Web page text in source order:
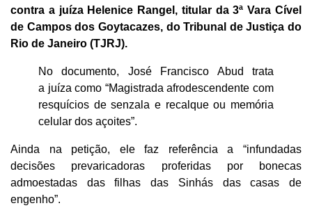
contra a juíza Helenice Rangel, titular da 3ª Vara Cível
de Campos dos Goytacazes, do Tribunal de Justiça do
Rio de Janeiro (TJRJ).
No documento, José Francisco Abud trata
a juíza como “Magistrada afrodescendente com
resquícios de senzala e recalque ou memória
celular dos açoites”.
Ainda na petição, ele faz referência a “infundadas
decisões prevaricadoras proferidas por bonecas
admoestadas das filhas das Sinhás das casas de
engenho”.